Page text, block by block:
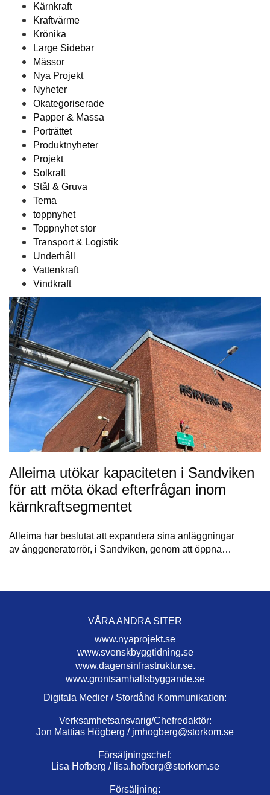
Kärnkraft
Kraftvärme
Krönika
Large Sidebar
Mässor
Nya Projekt
Nyheter
Okategoriserade
Papper & Massa
Porträttet
Produktnyheter
Projekt
Solkraft
Stål & Gruva
Tema
toppnyhet
Toppnyhet stor
Transport & Logistik
Underhåll
Vattenkraft
Vindkraft
Alleima utökar kapaciteten i Sandviken
för att möta ökad efterfrågan inom
kärnkraftsegmentet
Alleima har beslutat att expandera sina anläggningar
av ånggeneratorrör, i Sandviken, genom att öppna…
VÅRA ANDRA SITER
www.nyaprojekt.se
www.svenskbyggtidning.se
www.dagensinfrastruktur.se.
www.grontsamhallsbyggande.se
Digitala Medier / Stordåhd Kommunikation:
Verksamhetsansvarig/Chefredaktör:
Jon Mattias Högberg / jmhogberg@storkom.se
Försäljningschef:
Lisa Hofberg / lisa.hofberg@storkom.se
Försäljning: